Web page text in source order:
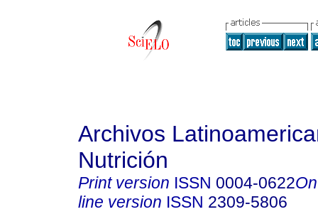
Archivos
Nutrición
Print version ISSN 0004-0622
line version ISSN 2309-5806